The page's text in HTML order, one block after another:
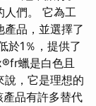
人們。 它為工
品，並選擇了
於1％，提供了
蠟是白色且
說，它是理想的
產品有許多替代